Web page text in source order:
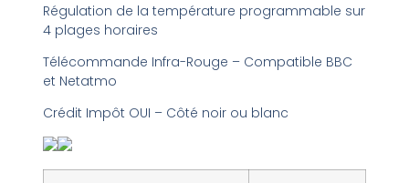
Régulation de la température programmable sur
4 plages horaires
Télécommande Infra-Rouge – Compatible BBC
et Netatmo
Crédit Impôt OUI – Côté noir ou blanc